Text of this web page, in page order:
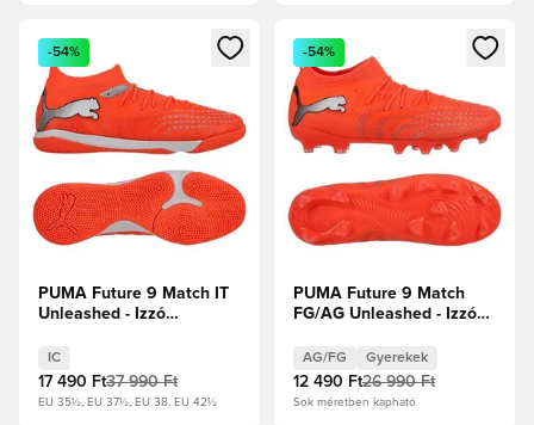
Megnyit egy modált a bejelentkezéshez vagy a tagként
-54%
PUMA Future 9 Match IT
Unleashed - Izzó
Fekete/Puma ezüst
IC
17 490 Ft37 990 Ft
EU 35½, EU 37½, EU 38, EU 42½
Megnyit egy modált a
-54%
PUMA Future 9 Match
FG/AG Unleashed - Izzó
Fekete/Puma ezüst
Gyerek
AG/FG Gyerekek
12 490 Ft26 990 Ft
Sok méretben kapható